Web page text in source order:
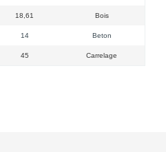
18,61 Bois
14 Beton
45 Carrelage